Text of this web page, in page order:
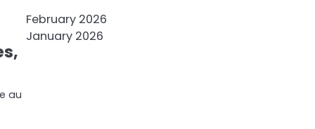
au
February 2026
January 2026